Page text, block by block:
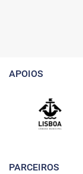
APOIOS
PARCEIROS